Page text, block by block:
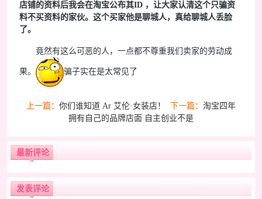
店铺的资料后我会在淘宝公布其ID ，让大家认清这个只骗资
料不买资料的家伙。这个买家他是聊城人，真给聊城人丢脸
了。
竟然有这么可恶的人，一点都不尊重我们卖家的劳动成
果。 骗子实在是太常见了
上一篇： 你们谁知道 Ar 艾伦·女装店！ 下一篇： 淘宝四年
拥有自己的品牌店面 自主创业不是
最新评论
发表评论